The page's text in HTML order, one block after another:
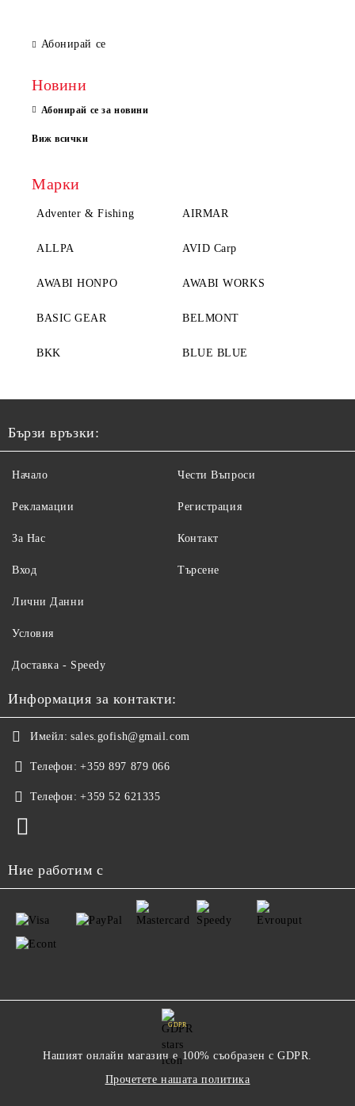
Абонирай се
Новини
Абонирай се за новини
Виж всички
Марки
Adventer & Fishing AIRMAR
ALLPA AVID Carp
AWABI HONPO AWABI WORKS
BASIC GEAR BELMONT
BKK BLUE BLUE
Бързи връзки:
Начало
Рекламации
За Нас
Вход
Чести Въпроси
Регистрация
Контакт
Търсене
Лични Данни
Условия
Доставка - Speedy
Информация за контакти:
Имейл: sales.gofish@gmail.com
Телефон: +359 897 879 066
Телефон: +359 52 621335
Ние работим с
GDPR
Нашият онлайн магазин е 100% съобразен с GDPR.
Прочетете нашата политика